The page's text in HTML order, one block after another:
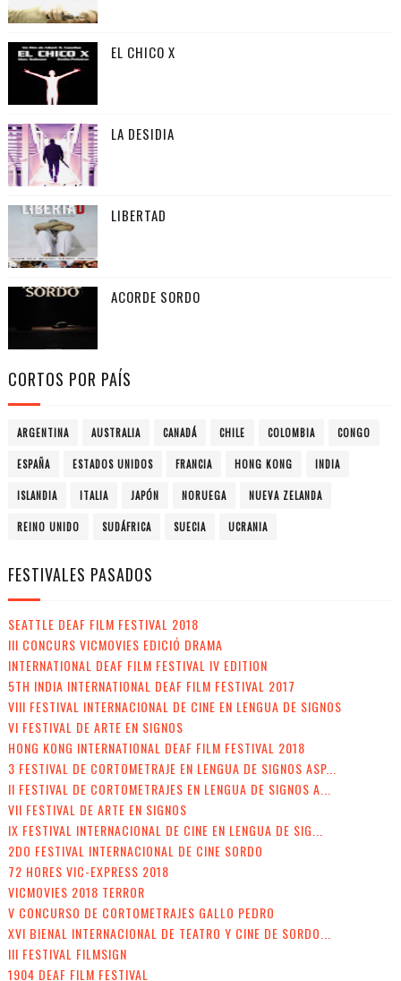
EL CHICO X
LA DESIDIA
LIBERTAD
ACORDE SORDO
CORTOS POR PAÍS
ARGENTINA AUSTRALIA CANADÁ CHILE COLOMBIA CONGO
ESPAÑA ESTADOS UNIDOS FRANCIA HONG KONG INDIA
ISLANDIA ITALIA JAPÓN NORUEGA NUEVA ZELANDA
REINO UNIDO SUDÁFRICA SUECIA UCRANIA
FESTIVALES PASADOS
SEATTLE DEAF FILM FESTIVAL 2018
III CONCURS VICMOVIES EDICIÓ DRAMA
INTERNATIONAL DEAF FILM FESTIVAL IV EDITION
5TH INDIA INTERNATIONAL DEAF FILM FESTIVAL 2017
VIII FESTIVAL INTERNACIONAL DE CINE EN LENGUA DE SIGNOS
VI FESTIVAL DE ARTE EN SIGNOS
HONG KONG INTERNATIONAL DEAF FILM FESTIVAL 2018
3 FESTIVAL DE CORTOMETRAJE EN LENGUA DE SIGNOS ASP...
II FESTIVAL DE CORTOMETRAJES EN LENGUA DE SIGNOS A...
VII FESTIVAL DE ARTE EN SIGNOS
IX FESTIVAL INTERNACIONAL DE CINE EN LENGUA DE SIG...
2DO FESTIVAL INTERNACIONAL DE CINE SORDO
72 HORES VIC-EXPRESS 2018
VICMOVIES 2018 TERROR
V CONCURSO DE CORTOMETRAJES GALLO PEDRO
XVI BIENAL INTERNACIONAL DE TEATRO Y CINE DE SORDO...
III FESTIVAL FILMSIGN
1904 DEAF FILM FESTIVAL